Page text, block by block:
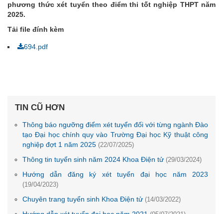
phương thức xét tuyển theo điểm thi tốt nghiệp THPT năm
2025.
Tải file đính kèm
694.pdf
TIN CŨ HƠN
Thông báo ngưỡng điểm xét tuyển đối với từng ngành Đào
tạo Đại học chính quy vào Trường Đại học Kỹ thuật công
nghiệp đợt 1 năm 2025 (22/07/2025)
Thông tin tuyển sinh năm 2024 Khoa Điện tử (29/03/2024)
Hướng dẫn đăng ký xét tuyển đại học năm 2023
(19/04/2023)
Chuyên trang tuyển sinh Khoa Điện tử (14/03/2022)